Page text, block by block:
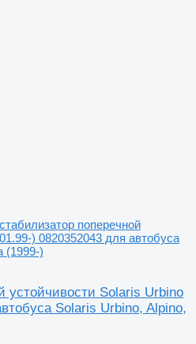
стабилизатор поперечной
) 0820352043 для автобуса
(1999-)
устойчивости Solaris Urbino
Solaris Urbino, Alpino,